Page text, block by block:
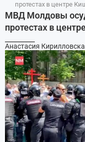
протестах в центре
МВД Молдовы
протестах в
Анастасия